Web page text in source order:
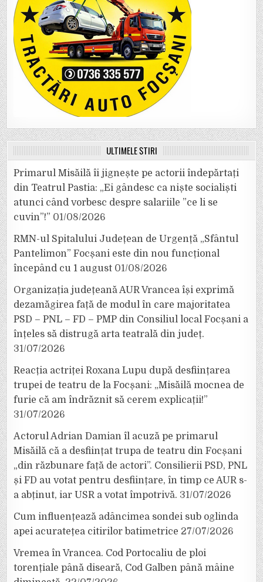
ULTIMELE ȘTIRI
Primarul Misăilă îi jignește pe actorii îndepărtați
din Teatrul Pastia: „Ei gândesc ca niște socialiști
atunci când vorbesc despre salariile ”ce li se
cuvin”!” 01/08/2026
RMN-ul Spitalului Județean de Urgență „Sfântul
Pantelimon” Focșani este din nou funcțional
începând cu 1 august 01/08/2026
Organizația județeană AUR Vrancea își exprimă
dezamăgirea față de modul în care majoritatea
PSD – PNL – FD – PMP din Consiliul local Focșani a
înțeles să distrugă arta teatrală din județ.
31/07/2026
Reacția actriței Roxana Lupu după desființarea
trupei de teatru de la Focșani: „Misăilă mocnea de
furie că am îndrăznit să cerem explicații!”
31/07/2026
Actorul Adrian Damian îl acuză pe primarul
Misăilă că a desființat trupa de teatru din Focșani
„din răzbunare față de actori”. Consilierii PSD, PNL
și FD au votat pentru desființare, în timp ce AUR s-
a abținut, iar USR a votat împotrivă. 31/07/2026
Cum influențează adâncimea sondei sub oglinda
apei acuratețea citirilor batimetrice 27/07/2026
Vremea în Vrancea. Cod Portocaliu de ploi
torențiale până diseară, Cod Galben până mâine